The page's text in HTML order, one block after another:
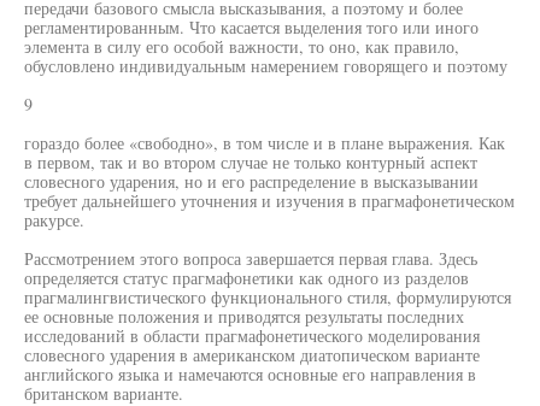
передачи базового смысла высказывания, а поэтому и более
регламентированным. Что касается выделения того или иного
элемента в силу его особой важности, то оно, как правило,
обусловлено индивидуальным намерением говорящего и поэтому
9
гораздо более «свободно», в том числе и в плане выражения. Как
в первом, так и во втором случае не только контурный аспект
словесного ударения, но и его распределение в высказывании
требует дальнейшего уточнения и изучения в прагмафонетическом
ракурсе.
Рассмотрением этого вопроса завершается первая глава. Здесь
определяется статус прагмафонетики как одного из разделов
прагмалингвистического функционального стиля, формулируются
ее основные положения и приводятся результаты последних
исследований в области прагмафонетического моделирования
словесного ударения в американском диатопическом варианте
английского языка и намечаются основные его направления в
британском варианте.